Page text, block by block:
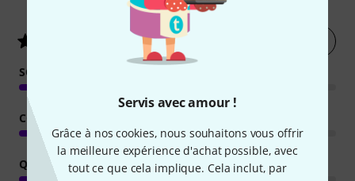
Servis avec amour !
Grâce à nos cookies, nous souhaitons vous offrir
la meilleure expérience d'achat possible, avec
tout ce que cela implique. Cela inclut, par
4.8/ 5
SON
CONFORT
QUALITÉ DE FABRICATION